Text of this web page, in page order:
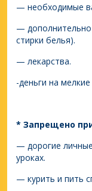
— необходимые
— дополнительно
стирки белья).
— лекарства.
-деньги на
* Запрещено
— дорогие
уроках.
— курить и пить